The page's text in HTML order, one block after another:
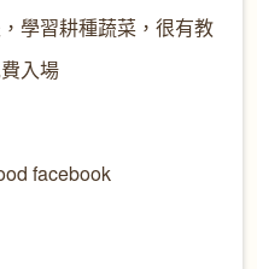
學習耕種蔬菜，很有教
入場
facebook